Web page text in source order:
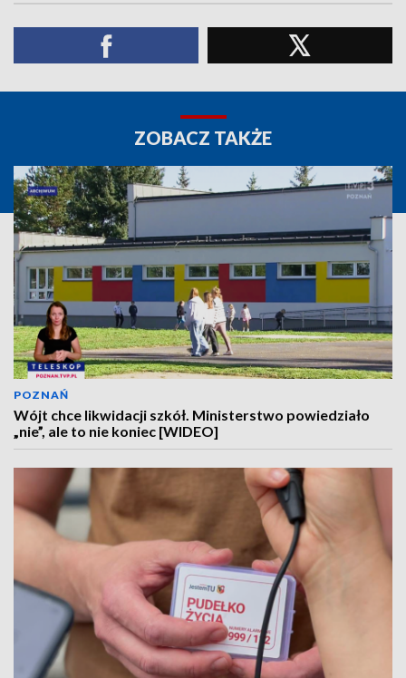
ZOBACZ TAKŻE
POZNAŃ
Wójt chce likwidacji szkół. Ministerstwo powiedziało
„nie”, ale to nie koniec [WIDEO]